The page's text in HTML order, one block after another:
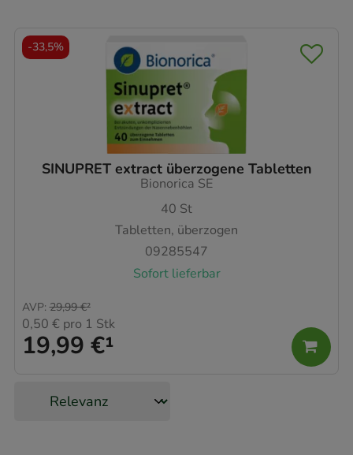
SINUPRET extract überzogene Tabletten
Bionorica SE
40 St
Tabletten, überzogen
09285547
Sofort lieferbar
19,99 €¹
AVP: 29,99 €²
0,50 € pro 1 Stk
-33,5%